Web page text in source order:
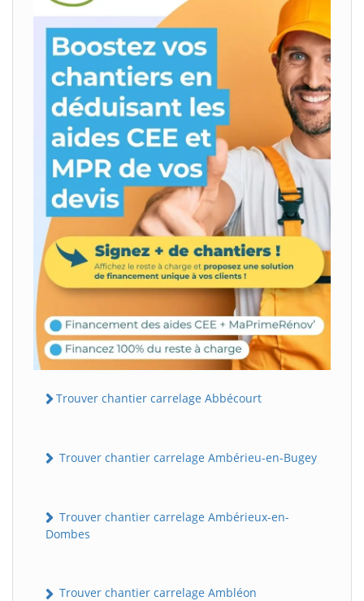
Trouver chantier carrelage Abbécourt
Trouver chantier carrelage Ambérieu-en-Bugey
Trouver chantier carrelage Ambérieux-en-
Dombes
Trouver chantier carrelage Ambléon